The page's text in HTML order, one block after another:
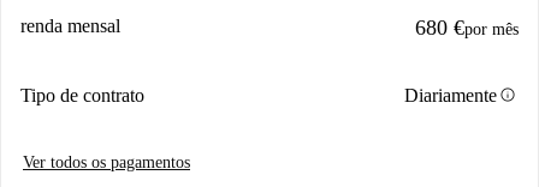
renda mensal 680 €por mês
Tipo de contrato Diariamenteinfo
Ver todos os pagamentos